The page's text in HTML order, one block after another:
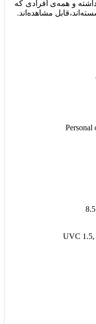
و همه‌ی افرادی که
مشاهده‌اند.
Personal
UVC 1.5,